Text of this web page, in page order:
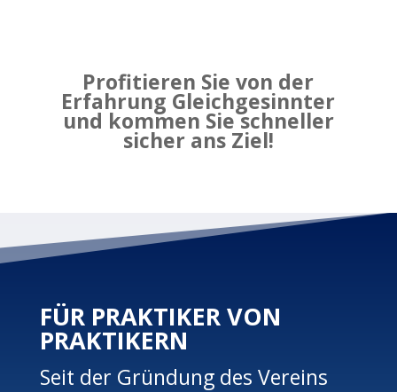
Profitieren Sie von der
Erfahrung Gleichgesinnter
und kommen Sie schneller
sicher ans Ziel!
FÜR PRAKTIKER VON
PRAKTIKERN
Seit der Gründung des Vereins